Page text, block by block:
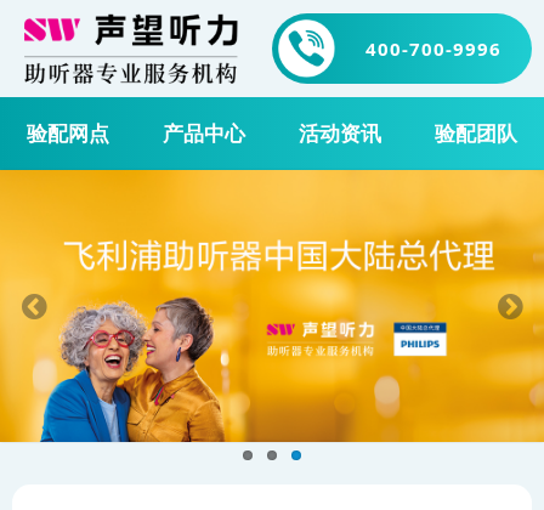
400-700-9996
验配网点 产品中心 活动资讯 验配团队